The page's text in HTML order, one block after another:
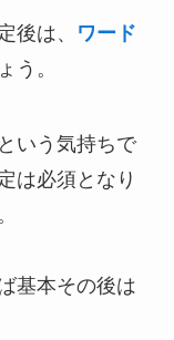
後は、
ワード
う。
いう気持ちで
は必須となり
基本その後は